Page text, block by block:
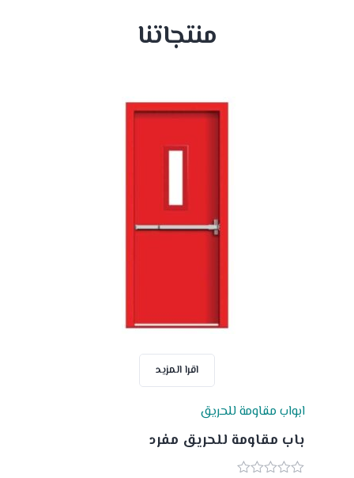
منتجاتنا
اقرا المزيد
ابواب مقاومة للحريق
باب مقاومة للحريق مفرد